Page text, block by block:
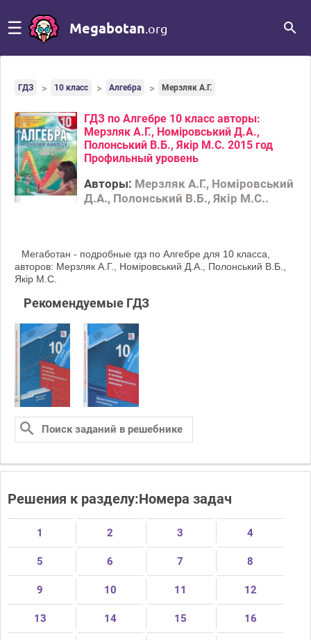
☰ Megabotan .org
ГДЗ 10 класс Алгебра Мерзляк А.Г.
ГДЗ по Алгебре 10 класс авторы:
Мерзляк А.Г., Номіровський Д.А.,
Полонський В.Б., Якір М.С. 2015 год
Профильный уровень
Авторы: Мерзляк А.Г., Номіровський
Д.А., Полонський В.Б., Якір М.С..
Мегаботан - подробные гдз по Алгебре для 10 класса,
авторов: Мерзляк А.Г., Номіровський Д.А., Полонський В.Б.,
Якір М.С.
Рекомендуемые ГДЗ
Решения к разделу:Номера задач
1 2 3 4
5 6 7 8
9 10 11 12
13 14 15 16